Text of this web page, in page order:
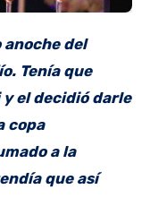
Tenía que
el decidió darle
copa
a la
que así